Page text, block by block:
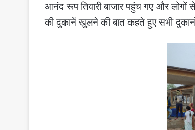
आनंद रूप तिवारी बाजार पहुंच गए और
की दुकानें खुलने की बात कहते हुए सभी